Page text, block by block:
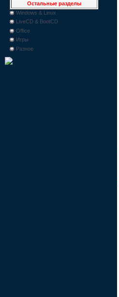
Остальные разделы
Windows & Linux
LiveCD & BootCD
Office
Игры
Разное